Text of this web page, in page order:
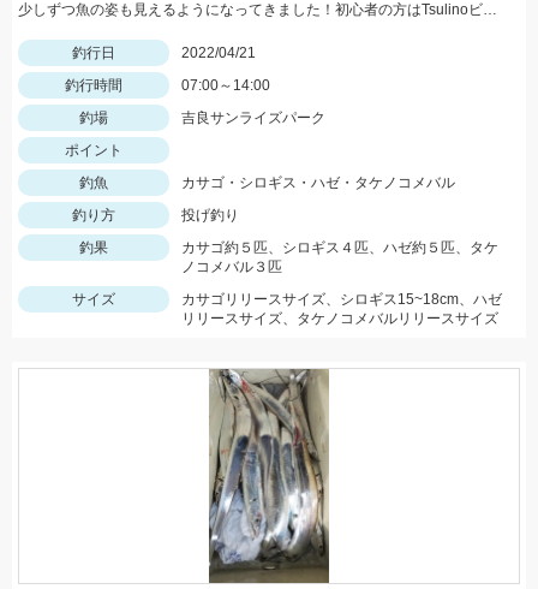
少しずつ魚の姿も見えるようになってきました！初心者の方はTsulinoビギンズコンプリートセットをもってちょい投げやサビキ釣りを楽しもう！
釣行日
2022/04/21
釣行時間
07:00～14:00
釣場
吉良サンライズパーク
ポイント
釣魚
カサゴ・シロギス・ハゼ・タケノコメバル
釣り方
投げ釣り
釣果
カサゴ約５匹、シロギス４匹、ハゼ約５匹、タケ
ノコメバル３匹
サイズ
カサゴリリースサイズ、シロギス15~18cm、ハゼ
リリースサイズ、タケノコメバルリリースサイズ